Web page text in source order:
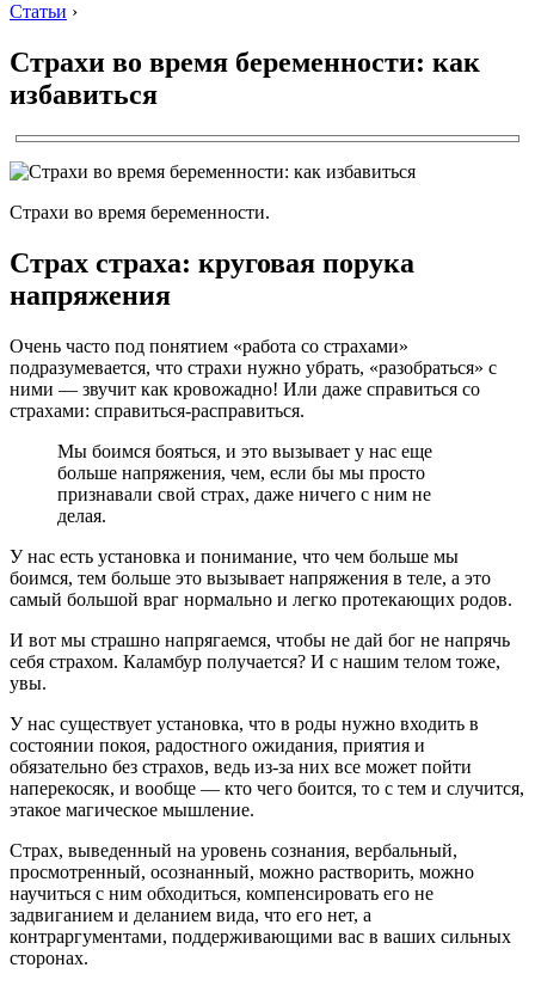
Статьи ›
Страхи во время беременности: как
избавиться
Страхи во время беременности.
Страх страха: круговая порука
напряжения
Очень часто под понятием «работа со страхами»
подразумевается, что страхи нужно убрать, «разобраться» с
ними — звучит как кровожадно! Или даже справиться со
страхами: справиться-расправиться.
Мы боимся бояться, и это вызывает у нас еще
больше напряжения, чем, если бы мы просто
признавали свой страх, даже ничего с ним не
делая.
У нас есть установка и понимание, что чем больше мы
боимся, тем больше это вызывает напряжения в теле, а это
самый большой враг нормально и легко протекающих родов.
И вот мы страшно напрягаемся, чтобы не дай бог не напрячь
себя страхом. Каламбур получается? И с нашим телом тоже,
увы.
У нас существует установка, что в роды нужно входить в
состоянии покоя, радостного ожидания, приятия и
обязательно без страхов, ведь из-за них все может пойти
наперекосяк, и вообще — кто чего боится, то с тем и случится,
этакое магическое мышление.
Страх, выведенный на уровень сознания, вербальный,
просмотренный, осознанный, можно растворить, можно
научиться с ним обходиться, компенсировать его не
задвиганием и деланием вида, что его нет, а
контраргументами, поддерживающими вас в ваших сильных
сторонах.